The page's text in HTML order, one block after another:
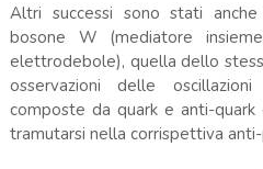
Altri successi sono stati
bosone W (mediatore
elettrodebole), quella dello
osservazioni delle
composte da quark e anti-
tramutarsi nella corrispettiva